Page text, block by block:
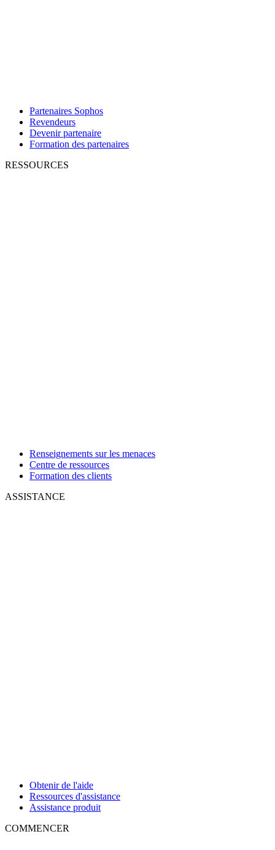
Partenaires Sophos
Revendeurs
Devenir partenaire
Formation des partenaires
RESSOURCES
Renseignements sur les menaces
Centre de ressources
Formation des clients
ASSISTANCE
Obtenir de l'aide
Ressources d'assistance
Assistance produit
COMMENCER